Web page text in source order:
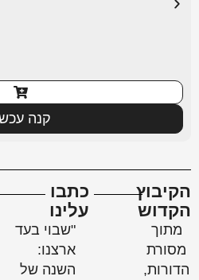
קנה עכשיו
מתוך
מסורת
כתבו
עלינו
"שבוי בעד
ארצנו:
השנה של